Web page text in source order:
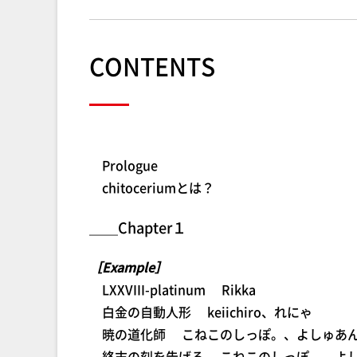
CONTENTS
Prologue
chitoceriumとは？
＿＿Chapter１
［Example］
LXXVIII-platinum Rikka
白金の自動人形 keiichiro、れにゃ
暁の道化師 こねこのしっぽ。、よしゅあん